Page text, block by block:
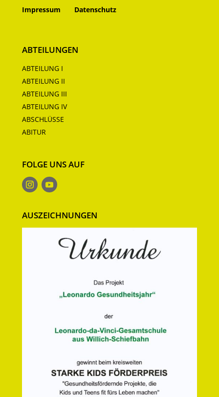
Impressum Datenschutz
ABTEILUNGEN
ABTEILUNG I
ABTEILUNG II
ABTEILUNG III
ABTEILUNG IV
ABSCHLÜSSE
ABITUR
FOLGE UNS AUF
AUSZEICHNUNGEN